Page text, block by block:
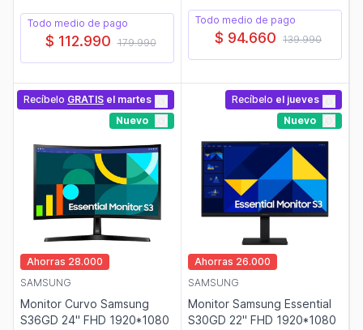
Todo medio de pago
$ 112.990 179.990
Todo medio de pago
$ 94.660 139.990
Recíbelo GRATIS el martes
Nuevo
Ahorras 28.000
SAMSUNG
Monitor Curvo Samsung
S36GD 24" FHD 1920*1080
Recíbelo el jueves
Nuevo
Ahorras 26.000
SAMSUNG
Monitor Samsung Essential
S30GD 22" FHD 1920*1080